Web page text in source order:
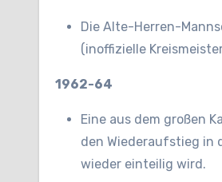
Die Alte-Herren-
(inoffizielle
1962-64
Eine aus dem großen
den Wiederaufstieg in
wieder einteilig wird.